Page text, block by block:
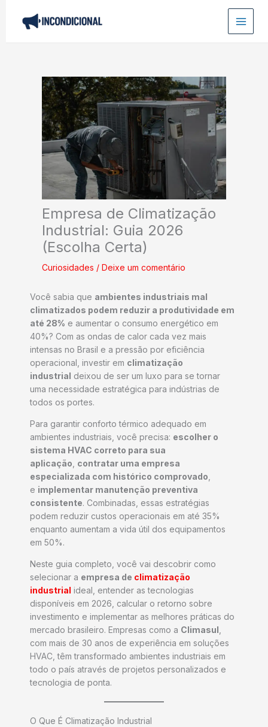
Empresa de Climatização
Industrial: Guia 2026
(Escolha Certa)
Curiosidades / Deixe um comentário
Você sabia que ambientes industriais mal
climatizados podem reduzir a produtividade em
até 28% e aumentar o consumo energético em
40%? Com as ondas de calor cada vez mais
intensas no Brasil e a pressão por eficiência
operacional, investir em climatização
industrial deixou de ser um luxo para se tornar
uma necessidade estratégica para indústrias de
todos os portes.
Para garantir conforto térmico adequado em
ambientes industriais, você precisa: escolher o
sistema HVAC correto para sua
aplicação contratar uma empresa
especializada com histórico comprovado
e implementar manutenção preventiva
consistente. Combinadas, essas estratégias
podem reduzir custos operacionais em até 35%
enquanto aumentam a vida útil dos equipamentos
em 50%.
Neste guia completo, você vai descobrir como
selecionar a empresa de climatização
industrial ideal, entender as tecnologias
disponíveis em 2026, calcular o retorno sobre
investimento e implementar as melhores práticas do
mercado brasileiro. Empresas como a Climasul
com mais de 30 anos de experiência em soluções
HVAC, têm transformado ambientes industriais em
todo o país através de projetos personalizados e
tecnologia de ponta.
O Que É Climatização Industrial